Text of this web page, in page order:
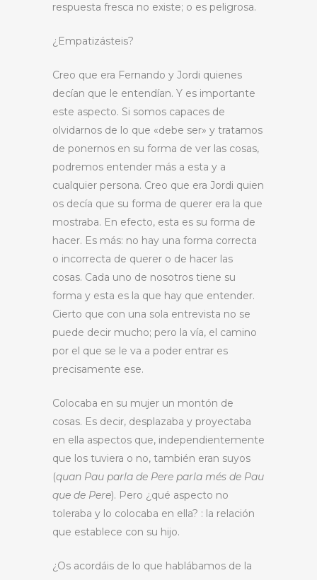
respuesta fresca no existe; o es peligrosa.
¿Empatizásteis?
Creo que era Fernando y Jordi quienes
decían que le entendían. Y es importante
este aspecto. Si somos capaces de
olvidarnos de lo que «debe ser» y tratamos
de ponernos en su forma de ver las cosas,
podremos entender más a esta y a
cualquier persona. Creo que era Jordi quien
os decía que su forma de querer era la que
mostraba. En efecto, esta es su forma de
hacer. Es más: no hay una forma correcta
o incorrecta de querer o de hacer las
cosas. Cada uno de nosotros tiene su
forma y esta es la que hay que entender.
Cierto que con una sola entrevista no se
puede decir mucho; pero la vía, el camino
por el que se le va a poder entrar es
precisamente ese.
Colocaba en su mujer un montón de
cosas. Es decir, desplazaba y proyectaba
en ella aspectos que, independientemente
que los tuviera o no, también eran suyos
(quan Pau parla de Pere parla més de Pau
que de Pere). Pero ¿qué aspecto no
toleraba y lo colocaba en ella? : la relación
que establece con su hijo.
¿Os acordáis de lo que hablábamos de la